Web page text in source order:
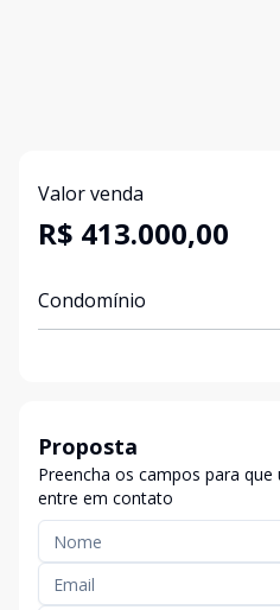
Valor venda
R$ 413.000,00
Condomínio
Proposta
Preencha os campos para
entre em contato